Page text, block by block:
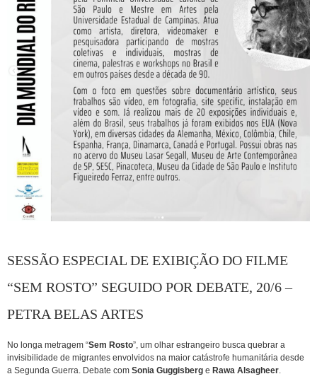
SESSÃO ESPECIAL DE EXIBIÇÃO DO FILME
“SEM ROSTO” SEGUIDO POR DEBATE, 20/6 –
PETRA BELAS ARTES
No longa metragem “Sem Rosto”, um olhar estrangeiro busca quebrar a
invisibilidade de migrantes envolvidos na maior catástrofe humanitária desde
a Segunda Guerra. Debate com Sonia Guggisberg e Rawa Alsagheer